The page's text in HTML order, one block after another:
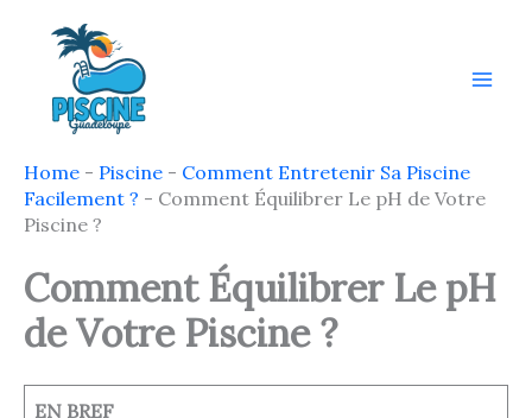
contenu
Home - Piscine - Comment Entretenir Sa Piscine
Facilement ? - Comment Équilibrer Le pH de Votre
Piscine ?
Comment Équilibrer Le pH
de Votre Piscine ?
EN BREF